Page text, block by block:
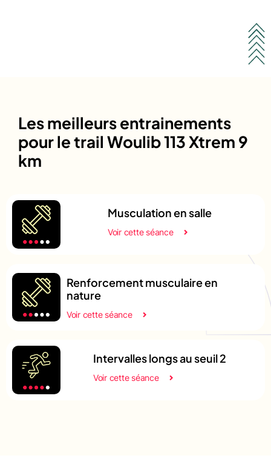
Les meilleurs entrainements
pour le trail Woulib 113 Xtrem 9
km
Musculation en salle
Voir cette séance
Renforcement musculaire en
nature
Voir cette séance
Intervalles longs au seuil 2
Voir cette séance